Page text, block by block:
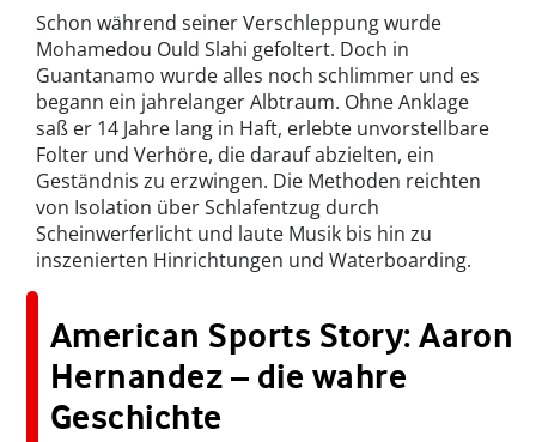
Schon während seiner Verschleppung wurde
Mohamedou Ould Slahi gefoltert. Doch in
Guantanamo wurde alles noch schlimmer und es
begann ein jahrelanger Albtraum. Ohne Anklage
saß er 14 Jahre lang in Haft, erlebte unvorstellbare
Folter und Verhöre, die darauf abzielten, ein
Geständnis zu erzwingen. Die Methoden reichten
von Isolation über Schlafentzug durch
Scheinwerferlicht und laute Musik bis hin zu
inszenierten Hinrichtungen und Waterboarding.
American Sports Story: Aaron
Hernandez – die wahre
Geschichte